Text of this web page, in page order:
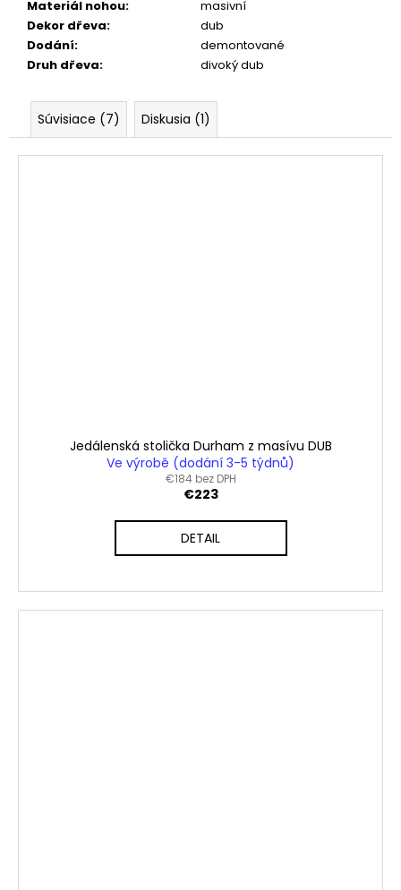
Materiál nohou:
masivní
Dekor dřeva:
dub
Dodání:
demontované
Druh dřeva: divoký dub
Súvisiace (7) Diskusia (1)
Jedálenská stolička Durham z masívu DUB
Ve výrobě (dodání 3-5 týdnů)
€184 bez DPH
€223
DETAIL